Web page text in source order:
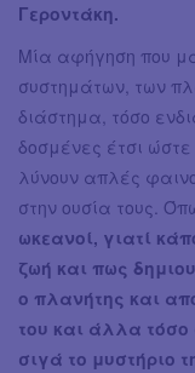
Γεροντάκη.
Μία αφήγηση που
συστημάτων, των
διάστημα, τόσο
δοσμένες έτσι
λύνουν απλές
στην ουσία τους.
ωκεανοί, γιατί
ζωή και πως
ο πλανήτης και
του και άλλα
σιγά το μυστήριο